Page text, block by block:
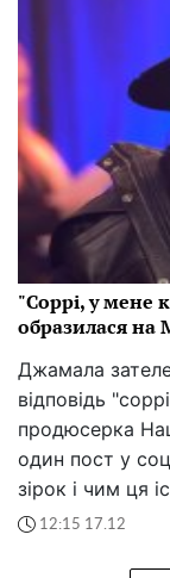
"Соррі, у мене
образилася на
Джамала
відповідь
продюсерка
один пост у
зірок і чим ця
12:15 17.12